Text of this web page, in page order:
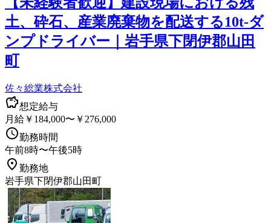
土、砕石、産業廃棄物を配送する10t-ダ
ンプドライバー｜岩手県下閉伊郡山田
町
佐々総業株式会社
想定給与
月給￥184,000〜￥276,000
勤務時間
午前8時〜午後5時
勤務地
岩手県下閉伊郡山田町